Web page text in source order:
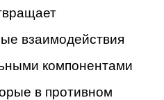
взаимодействия
компонентами
в противном